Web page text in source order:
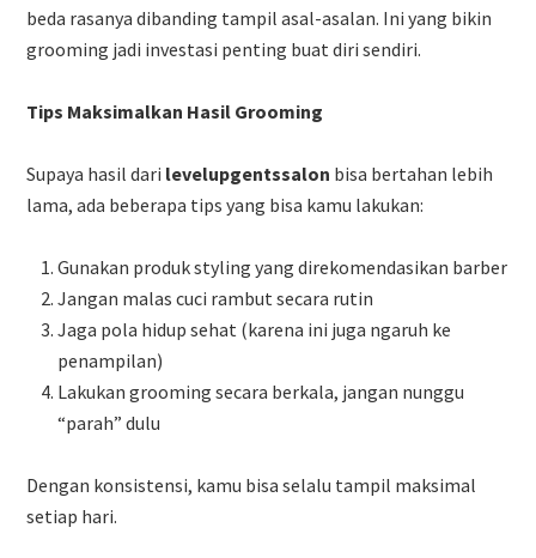
beda rasanya dibanding tampil asal-asalan. Ini yang bikin
grooming jadi investasi penting buat diri sendiri.
Tips Maksimalkan Hasil Grooming
Supaya hasil dari levelupgentssalon bisa bertahan lebih
lama, ada beberapa tips yang bisa kamu lakukan:
Gunakan produk styling yang direkomendasikan barber
Jangan malas cuci rambut secara rutin
Jaga pola hidup sehat (karena ini juga ngaruh ke
penampilan)
Lakukan grooming secara berkala, jangan nunggu
“parah” dulu
Dengan konsistensi, kamu bisa selalu tampil maksimal
setiap hari.